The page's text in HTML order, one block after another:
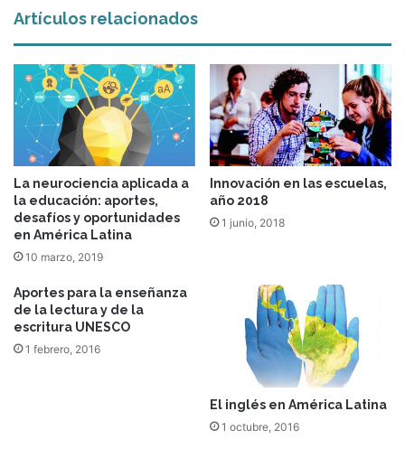
Artículos relacionados
La neurociencia aplicada a
la educación: aportes,
desafíos y oportunidades
en América Latina
10 marzo, 2019
Innovación en las escuelas,
año 2018
1 junio, 2018
Aportes para la enseñanza
de la lectura y de la
escritura UNESCO
1 febrero, 2016
El inglés en América Latina
1 octubre, 2016